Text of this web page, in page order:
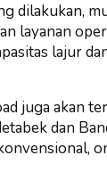
dilakukan,
layanan
lajur
juga akan
dan